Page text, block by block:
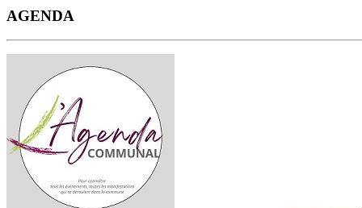
AGENDA